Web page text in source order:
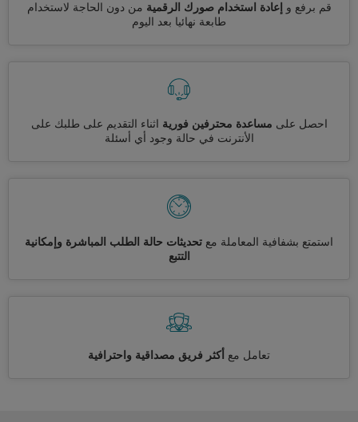
قم برفع و إعادة استخدام صورك الرقمية من دون الحاجة لاستخدام
طابعة نهائيا بعد اليوم
احصل على مساعدة محترفين فورية اثناء التقديم على طلبك على
الأنترنت في حالة وجود أي أسئلة
استمتع بشفافية المعاملة مع تحديثات حالة الطلب المباشرة وإمكانية
التتبع
تعامل مع أكثر فريق مصداقية واحترافية